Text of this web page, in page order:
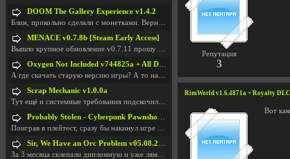
Репутация
3
RimWorld v1.6.4871a + Royalty
Вот
DOOM The Gallery Experience v1.4.2
Блин, прикольно сделали с монетками. Вернулся в св
MENACE v0.7.8b [Steam Early Access]
Вышло крупное обновление v0.7.11 прошу обновить
Oxygen Not Included v744825a + All DLC
А где скачать старую версию игры? А то на новой но
Scrap Mechanic v1.0.0a
Тут ещё и системные требования подскочили. Если не
Probably Stolen - Cyberpunk Pawnshop Simulator v048c [Playtest]
Поиграв в плейтест, сразу бы накинул игре наивысши
Sir, We Have an Orc Problem v05.08.2026
За 3 месяца склепали дипломную и уже лям двести ба